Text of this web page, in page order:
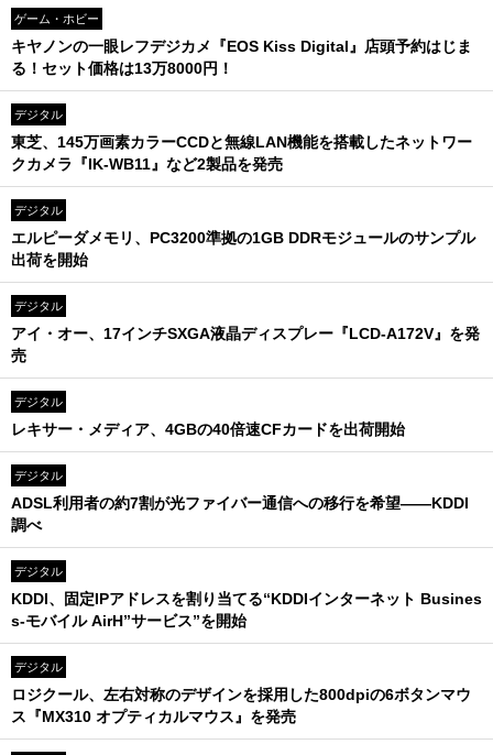
ゲーム・ホビー
キヤノンの一眼レフデジカメ『EOS Kiss Digital』店頭予約はじま
る！セット価格は13万8000円！
デジタル
東芝、145万画素カラーCCDと無線LAN機能を搭載したネットワー
クカメラ『IK-WB11』など2製品を発売
デジタル
エルピーダメモリ、PC3200準拠の1GB DDRモジュールのサンプル
出荷を開始
デジタル
アイ・オー、17インチSXGA液晶ディスプレー『LCD-A172V』を発
売
デジタル
レキサー・メディア、4GBの40倍速CFカードを出荷開始
デジタル
ADSL利用者の約7割が光ファイバー通信への移行を希望――KDDI
調べ
デジタル
KDDI、固定IPアドレスを割り当てる“KDDIインターネット Busines
s-モバイル AirH”サービス”を開始
デジタル
ロジクール、左右対称のデザインを採用した800dpiの6ボタンマウ
ス『MX310 オプティカルマウス』を発売